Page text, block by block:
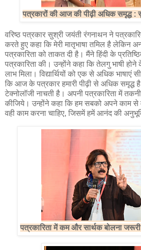
पत्रकारों की आज की पीढ़ी अधिक समृद्ध :
वरिष्ठ पत्रकार सुश्री जयंती रंगनाथन ने
करते हुए कहा कि मेरी मातृभाषा तमिल है लेकिन
पत्रकारिता को ताकत दी है। मैंने हिंदी के
पत्रकारिता की। उन्होंने कहा कि तेलगु भाषी
लाभ मिला। विद्यार्थियों को एक से अधिक भाषाएं
कि आज के पत्रकार हमारी पीढ़ी से अधिक समृद्ध
टेक्नोलॉजी नाचती है। अपनी पत्रकारिता में
कीजिये। उन्होंने कहा कि हम सबको अपने काम से
वही काम करना चाहिए, जिसमें हमें आनंद की
पत्रकारिता में कम और सार्थक बोलना जरूरी